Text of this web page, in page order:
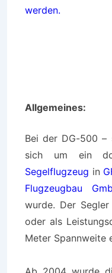
werden.
Allgemeines:
Bei der DG-500 –
sich um ein
Segelflugzeug in
Flugzeugbau
wurde. Der
oder als
Meter Spannweite